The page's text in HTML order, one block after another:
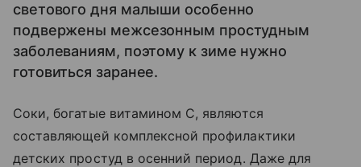
светового дня малыши особенно
подвержены межсезонным простудным
заболеваниям, поэтому к зиме нужно
готовиться заранее.
Соки, богатые витамином С, являются
составляющей комплексной профилактики
детских простуд в осенний период. Даже для